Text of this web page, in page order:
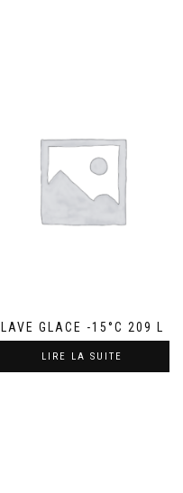
LAVE GLACE -15°C 209 L
LIRE LA SUITE